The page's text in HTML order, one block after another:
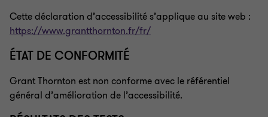
Cette déclaration d’accessibilité s’applique au site web :
https://www.grantthornton.fr/fr/
ÉTAT DE CONFORMITÉ
Grant Thornton est non conforme avec le référentiel
général d’amélioration de l’accessibilité.